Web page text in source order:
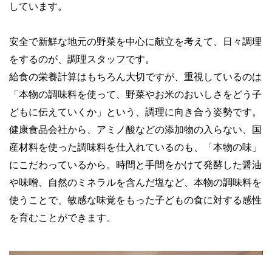
しています。
安全で新鮮な地元の野菜を中心に献立を考えて、日々調理
をするのが、調理スタッフです。
給食の栄養計算はもちろん大切ですが、重視しているのは
「本物の調味料を使って、野菜やお米のおいしさをどう子
どもに伝えていくか」という、調理に向き合う姿勢です。
健康食品会社から、アミノ酸などの添加物の入らない、国
産材料を使った調味料を仕入れているのも、「本物の味」
にこだわっているから。時間と手間をかけて発酵した醤油
や味噌、自然のミネラルを含んだ塩など、本物の調味料を
使うことで、敏感な味覚をもった子どもの食に対する感性
を育むことができます。